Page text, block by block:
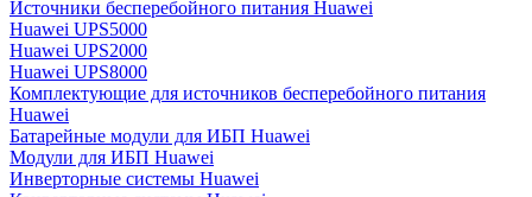
Источники бесперебойного питания Huawei
Huawei UPS5000
Huawei UPS2000
Huawei UPS8000
Комплектующие для источников бесперебойного питания
Huawei
Батарейные модули для ИБП Huawei
Модули для ИБП Huawei
Инверторные системы Huawei